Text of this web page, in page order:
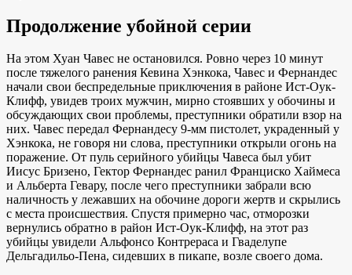
Продолжение убойной серии
На этом Хуан Чавес не остановился. Ровно через 10 минут
после тяжелого ранения Кевина Хэнкока, Чавес и Фернандес
начали свои беспредельные приключения в районе Ист-Оук-
Клифф, увидев троих мужчин, мирно стоявших у обочины и
обсуждающих свои проблемы, преступники обратили взор на
них. Чавес передал Фернандесу 9-мм пистолет, украденный у
Хэнкока, не говоря ни слова, преступники открыли огонь на
поражение. От пуль серийного убийцы Чавеса был убит
Иисус Бризено, Гектор Фернандес ранил Франциско Хаймеса
и Альберта Гевару, после чего преступники забрали всю
наличность у лежавших на обочине дороги жертв и скрылись
с места происшествия. Спустя примерно час, отморозки
вернулись обратно в район Ист-Оук-Клифф, на этот раз
убийцы увидели Альфонсо Контрераса и Гваделупе
Дельгадильо-Пена, сидевших в пикапе, возле своего дома.